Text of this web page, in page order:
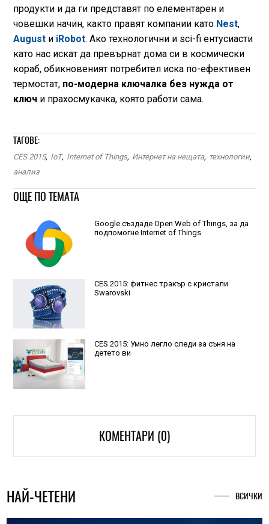
продукти и да ги представят по елементарен и
човешки начин, както правят компании като Nest,
Augustи iRobot. Ако технологични и sci-fi ентусиасти
като нас искат да превърнат дома си в космически
кораб, обикновеният потребител иска по-ефективен
термостат, по-модерна ключалка без нужда от
ключи прахосмукачка, която работи сама.
ТАГОВЕ:
CES 2015, IoT, Internet of Things, Интернет на нещата, технологии,
анализ
ОЩЕ ПО ТЕМАТА
Google създаде Open Web of Things, за да
подпомогне Internet of Things
CES 2015: фитнес тракър с кристали
Swarovski
CES 2015: Умно легло следи за съня на
детето ви
КОМЕНТАРИ (0)
НАЙ-ЧЕТЕНИ ВСИЧКИ